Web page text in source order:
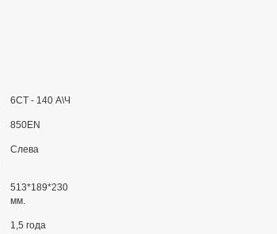
6СТ - 140 А\Ч
850EN
Слева
513*189*230
мм.
1,5 года